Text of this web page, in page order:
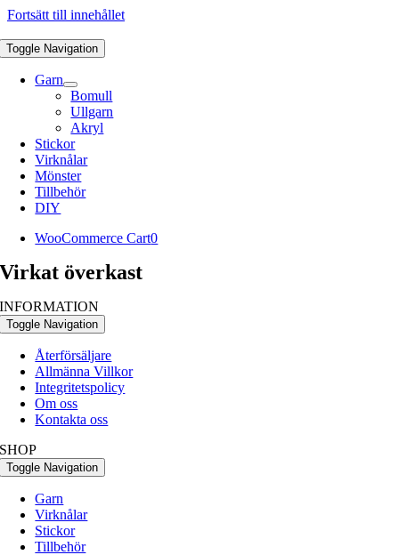
Fortsätt till innehållet
Toggle Navigation
Garn
Bomull
Ullgarn
Akryl
Stickor
Virknålar
Mönster
Tillbehör
DIY
WooCommerce Cart0
Virkat överkast
INFORMATION
Toggle Navigation
Återförsäljare
Allmänna Villkor
Integritetspolicy
Om oss
Kontakta oss
SHOP
Toggle Navigation
Garn
Virknålar
Stickor
Tillbehör